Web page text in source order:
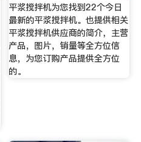
平浆搅拌机为您找到22个今日
最新的平浆搅拌机。也提供相关
平浆搅拌机供应商的简介，主营
产品，图片，销量等全方位信
息，为您订购产品提供全方位
的。